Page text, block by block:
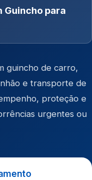
Guincho para
guincho de carro,
e transporte de
proteção e
urgentes ou